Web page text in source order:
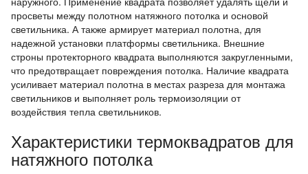
просветы между полотном натяжного потолка и основой
светильника. А также армирует материал полотна, для
надежной установки платформы светильника. Внешние
строны протекторного квадрата выполняются закругленными,
что предотвращает повреждения потолка. Наличие квадрата
усиливает материал полотна в местах разреза для монтажа
светильников и выполняет роль термоизоляции от
воздействия тепла светильников.
Характеристики термоквадратов для
натяжного потолка